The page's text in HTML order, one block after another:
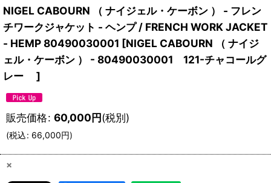
NIGEL CABOURN （ ナイジェル・ケーボン ） - フレン
チワークジャケット - ヘンプ / FRENCH WORK JACKET
- HEMP 80490030001 [NIGEL CABOURN （ ナイジ
ェル・ケーボン ） - 80490030001 121-チャコールグ
レー ]
販売価格: 60,000円(税別)
(税込: 66,000円)
×